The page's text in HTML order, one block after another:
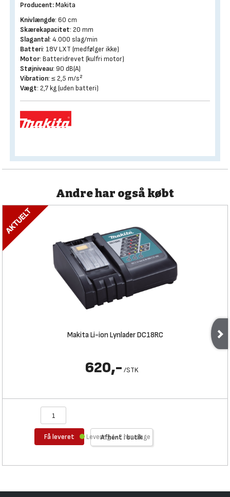
Producent:Makita
Knivlængde: 60 cm
Skærekapacitet: 20 mm
Slagantal: 4.000 slag/min
Batteri: 18V LXT (medfølger ikke)
Motor: Batteridrevet (kulfri motor)
Støjniveau: 90 dB(A)
Vibration: ≤ 2,5 m/s²
Vægt: 2,7 kg (uden batteri)
Andre har også købt
Makita Li-ion Lynlader DC18RC
620,- /STK
Få leveret Afhent i butik
Levering 1-2 hverdage